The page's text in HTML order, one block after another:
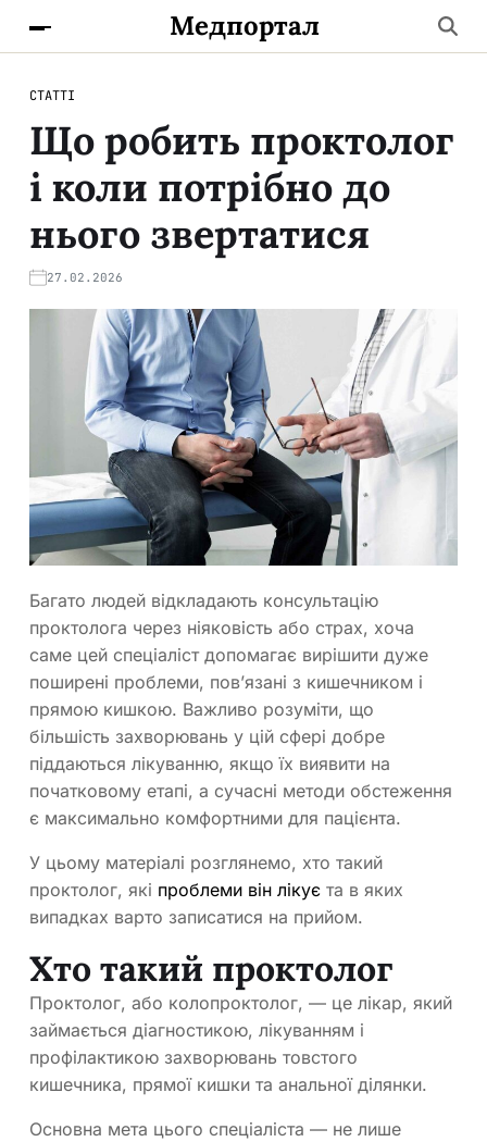
Медпортал
СТАТТІ
Що робить проктолог
і коли потрібно до
нього звертатися
27.02.2026
Багато людей відкладають консультацію
проктолога через ніяковість або страх, хоча
саме цей спеціаліст допомагає вирішити дуже
поширені проблеми, пов’язані з кишечником і
прямою кишкою. Важливо розуміти, що
більшість захворювань у цій сфері добре
піддаються лікуванню, якщо їх виявити на
початковому етапі, а сучасні методи обстеження
є максимально комфортними для пацієнта.
У цьому матеріалі розглянемо, хто такий
проктолог, які проблеми він лікує та в яких
випадках варто записатися на прийом.
Хто такий проктолог
Проктолог, або колопроктолог, — це лікар, який
займається діагностикою, лікуванням і
профілактикою захворювань товстого
кишечника, прямої кишки та анальної ділянки.
Основна мета цього спеціаліста — не лише